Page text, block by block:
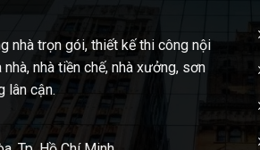
nhà trọn gói, thiết kế thi công nội
nhà tiền chế, nhà xưởng, sơn
lân cận.